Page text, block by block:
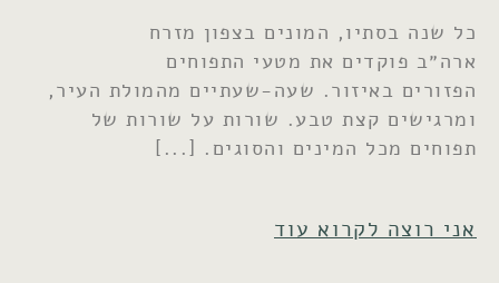
כל שנה בסתיו, המונים בצפון מזרח
ארה״ב פוקדים את מטעי התפוחים
הפזורים באיזור. שעה-שעתיים מהמולת העיר,
ומרגישים קצת טבע. שורות על שורות של
תפוחים מכל המינים והסוגים.
אני רוצה לקרוא עוד